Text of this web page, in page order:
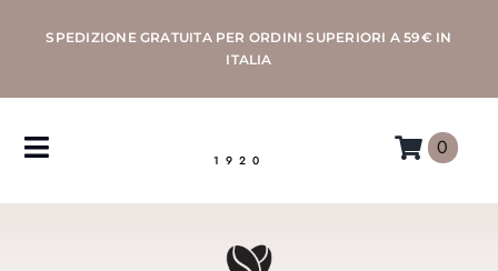
SPEDIZIONE GRATUITA PER ORDINI SUPERIORI A 59€ IN
ITALIA
1920
Toggle
Navigation
0